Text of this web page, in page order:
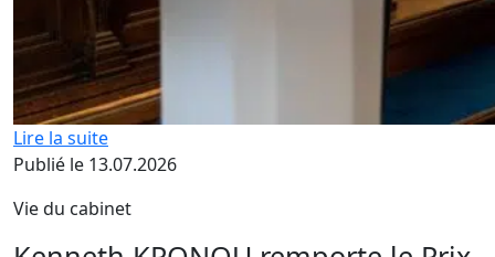
Lire la suite
Publié le 13.07.2026
Vie du cabinet